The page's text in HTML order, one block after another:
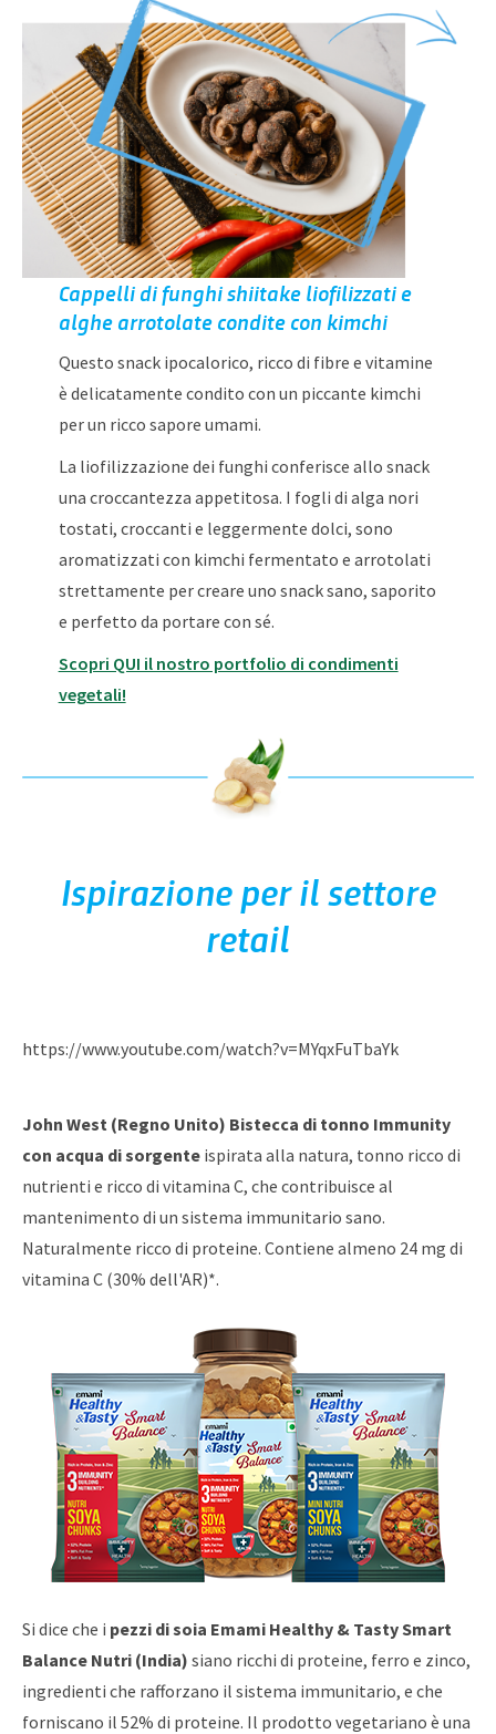
Cappelli di funghi shiitake liofilizzatie
alghe arrotolate condite con kimchi
Questo snack ipocalorico, ricco di fibre e vitamine
è delicatamente condito con un piccante kimchi
per un ricco sapore umami.
La liofilizzazione dei funghi conferisce allo snack
una croccantezza appetitosa. I fogli di alga nori
tostati, croccanti e leggermente dolci, sono
aromatizzati con kimchi fermentato e arrotolati
strettamente per creare uno snack sano, saporito
e perfetto da portare con sé.
Scopri QUI il nostro portfolio di condimenti
vegetali!
Ispirazione per il settore
retail
https://www.youtube.com/watch?v=MYqxFuTbaYk
John West (Regno Unito) Bistecca di tonno Immunity
con acqua di sorgente ispirata alla natura, tonno ricco di
nutrienti e ricco di vitamina C, che contribuisce al
mantenimento di un sistema immunitario sano.
Naturalmente ricco di proteine. Contiene almeno 24 mg di
vitamina C (30% dell'AR)*.
Si dice che i pezzi di soia Emami Healthy & Tasty Smart
Balance Nutri (India) siano ricchi di proteine, ferro e zinco,
ingredienti che rafforzano il sistema immunitario, e che
forniscano il 52% di proteine. Il prodotto vegetariano è una